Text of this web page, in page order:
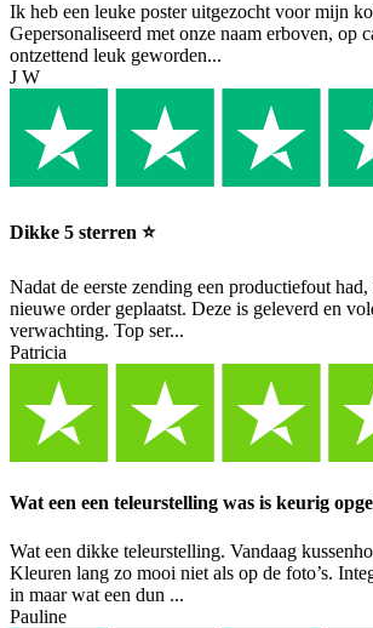
Ik heb een leuke poster uitgezocht voor mijn
Gepersonaliseerd met onze naam erboven, op
ontzettend leuk geworden...
J W
Dikke 5 sterren ⭐️
Nadat de eerste zending een productiefout
nieuwe order geplaatst. Deze is geleverd en
verwachting. Top ser...
Patricia
Wat een een teleurstelling was is keurig
Wat een dikke teleurstelling. Vandaag
Kleuren lang zo mooi niet als op de foto’s.
in maar wat een dun ...
Pauline